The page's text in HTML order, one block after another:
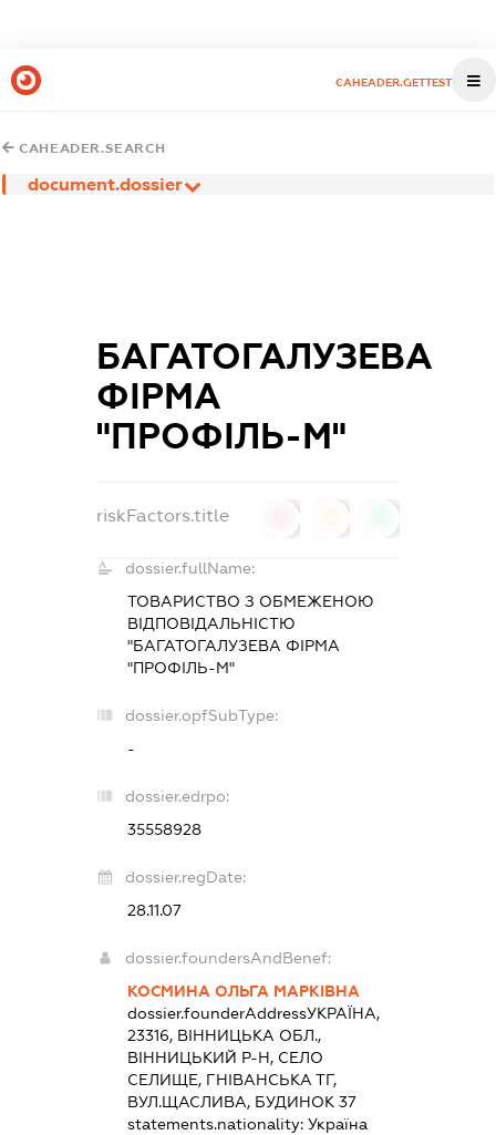
CAHEADER.GETTEST
CAHEADER.SEARCH
document.dossier
БАГАТОГАЛУЗЕВА
ФІРМА
"ПРОФІЛЬ-М"
riskFactors.title
dossier.fullName:
ТОВАРИСТВО З ОБМЕЖЕНОЮ
ВІДПОВІДАЛЬНІСТЮ
"БАГАТОГАЛУЗЕВА ФІРМА
"ПРОФІЛЬ-М"
dossier.opfSubType:
-
dossier.edrpo:
35558928
dossier.regDate:
28.11.07
dossier.foundersAndBenef:
КОСМИНА ОЛЬГА МАРКІВНА
dossier.founderAddressУКРАЇНА,
23316, ВІННИЦЬКА ОБЛ.,
ВІННИЦЬКИЙ Р-Н, СЕЛО
СЕЛИЩЕ, ГНІВАНСЬКА ТГ,
ВУЛ.ЩАСЛИВА, БУДИНОК 37
statements.nationality: Україна